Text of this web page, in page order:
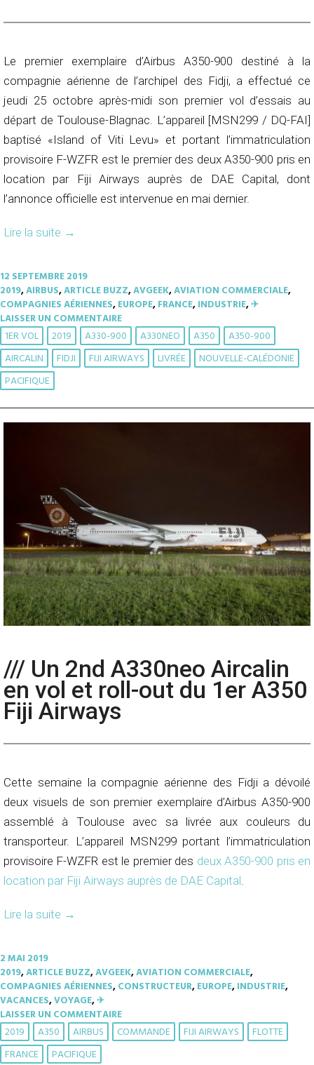
Le premier exemplaire d’Airbus A350-900 destiné à la
compagnie aérienne de l’archipel des Fidji, a effectué ce
jeudi 25 octobre après-midi son premier vol d’essais au
départ de Toulouse-Blagnac. L’appareil [MSN299 / DQ-FAI]
baptisé «Island of Viti Levu» et portant l’immatriculation
provisoire F-WZFR est le premier des deux A350-900 pris en
location par Fiji Airways auprès de DAE Capital, dont
l’annonce officielle est intervenue en mai dernier.
Lire la suite →
12 SEPTEMBRE 2019
2019,AIRBUS,ARTICLE BUZZ,AVGEEK,AVIATION COMMERCIALE,
COMPAGNIES AÉRIENNES,EUROPE,FRANCE,INDUSTRIE,✈︎
LAISSER UN COMMENTAIRE
1ER VOL 2019 A330-900 A330NEO A350
A350-900
AIRCALIN
FIDJI FIJI AIRWAYS LIVRÉE
NOUVELLE-CALÉDONIE
PACIFIQUE
/// Un 2nd A330neo Aircalin
en vol et roll-out du 1er A350
Fiji Airways
Cette semaine la compagnie aérienne des Fidji a dévoilé
deux visuels de son premier exemplaire d’Airbus A350-900
assemblé à Toulouse avec sa livrée aux couleurs du
transporteur. L’appareil MSN299 portant l’immatriculation
provisoire F-WZFR est le premier des deux A350-900 pris en
location par Fiji Airways auprès de DAE Capital.
Lire la suite →
2 MAI 2019
2019,ARTICLE BUZZ,AVGEEK,AVIATION COMMERCIALE,
COMPAGNIES AÉRIENNES,CONSTRUCTEUR,EUROPE,INDUSTRIE,
VACANCES,VOYAGE,✈︎
LAISSER UN COMMENTAIRE
2019 A350 AIRBUS COMMANDE FIJI AIRWAYS
FLOTTE
FRANCE
PACIFIQUE